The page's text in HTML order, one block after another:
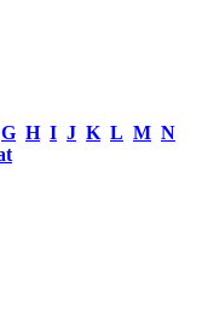
G H I J K L M N